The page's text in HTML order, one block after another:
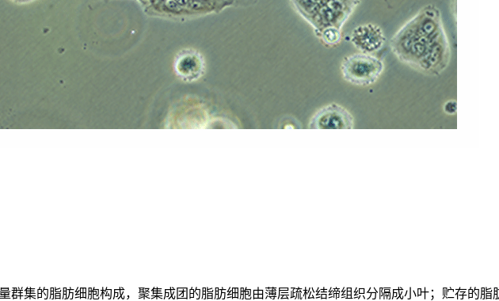
群集的脂肪细胞构成，聚集成团的脂肪细胞由薄层疏松结缔组织分隔成小叶；贮存的脂